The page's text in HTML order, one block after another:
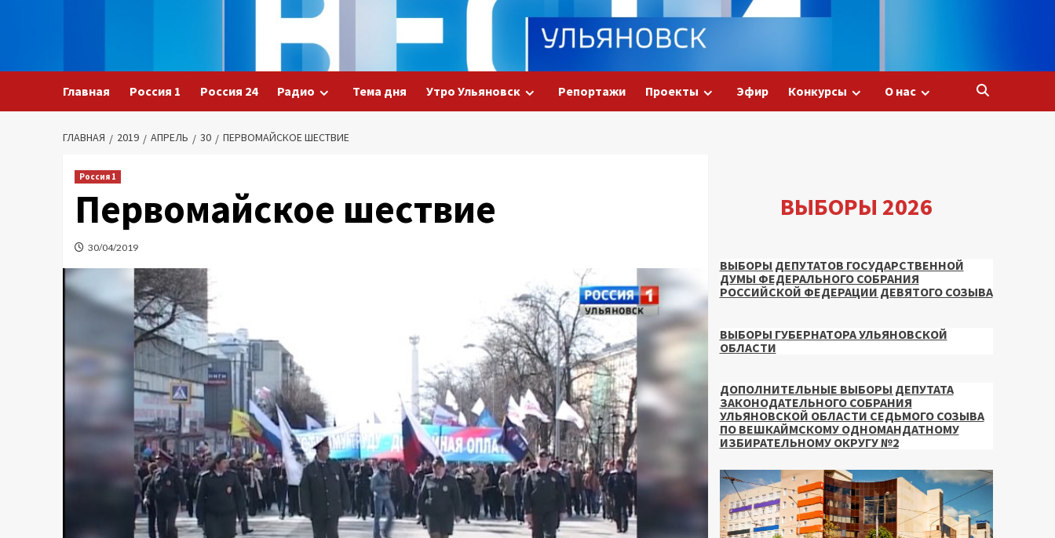
Главная Россия 1 Россия 24 Радио Тема дня Утро Ульяновск Репортажи Проекты Эфир Конкурсы О нас
ГЛАВНАЯ 2019 АПРЕЛЬ 30 ПЕРВОМАЙСКОЕ ШЕСТВИЕ
Россия 1
Первомайское шествие
30/04/2019
ВЫБОРЫ 2026
ВЫБОРЫ ДЕПУТАТОВ ГОСУДАРСТВЕННОЙ
ДУМЫ ФЕДЕРАЛЬНОГО СОБРАНИЯ
РОССИЙСКОЙ ФЕДЕРАЦИИ ДЕВЯТОГО СОЗЫВА
ВЫБОРЫ ГУБЕРНАТОРА УЛЬЯНОВСКОЙ
ОБЛАСТИ
ДОПОЛНИТЕЛЬНЫЕ ВЫБОРЫ ДЕПУТАТА
ЗАКОНОДАТЕЛЬНОГО СОБРАНИЯ
УЛЬЯНОВСКОЙ ОБЛАСТИ СЕДЬМОГО СОЗЫВА
ПО ВЕШКАЙМСКОМУ ОДНОМАНДАТНОМУ
ИЗБИРАТЕЛЬНОМУ ОКРУГУ №2